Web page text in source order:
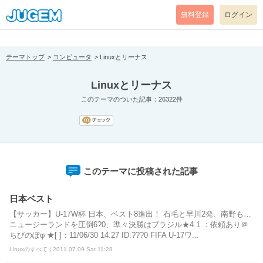
[pear_error: message="Success" code=0 mode=return level=notice
prefix="" info=""]
無料登録 ログイン
テーマトップ コンピュータ Linuxとリーナス
Linuxとリーナス
このテーマのついた記事：26322件
このテーマに投稿された記事
日本ベスト
【サッカー】U-17W杯 日本、ベスト8進出！ 石毛と早川2発、南野も…
ニュージーランドを圧倒6?0、準々決勝はブラジル★4 1 ：依頼あり＠
ちびのぽφ ★[ ]：11/06/30 14:27 ID:???0 FIFA U-17ワ...
Linuxのすべて | 2011.07.09 Sat 11:28